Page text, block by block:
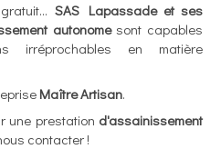
SAS Lapassade et ses
autonomesont capables
irréprochables en matière
Maître Artisan.
une prestation d'assainissement
contacter !